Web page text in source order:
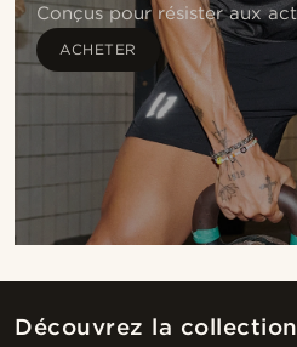
Conçus pour résister aux
ACHETER
Découvrez la collection